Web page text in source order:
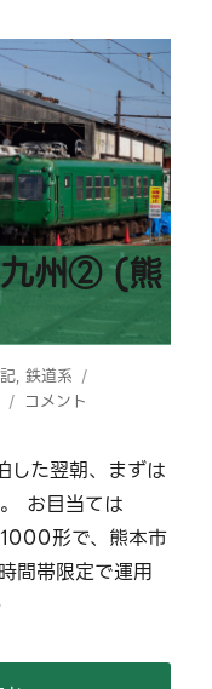
州② (熊
,鉄道系
【2023/03/20】
②
(熊
本
電
鉄･
コメント
した翌朝、まずは
お目当ては
形で、熊本市
間帯限定で運用